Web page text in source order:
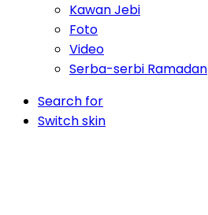
Kawan Jebi
Foto
Video
Serba-serbi Ramadan
Search for
Switch skin